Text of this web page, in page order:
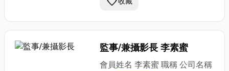
監事/兼攝影長 李素蜜
會員姓名 李素蜜 職稱 公司名稱